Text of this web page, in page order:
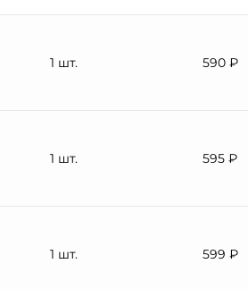
1 шт. 590 ₽
1 шт. 595 ₽
1 шт. 599 ₽